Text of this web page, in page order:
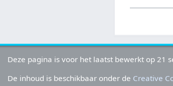
Deze pagina is voor het laatst bewerkt op 21
De inhoud is beschikbaar onder de Creative